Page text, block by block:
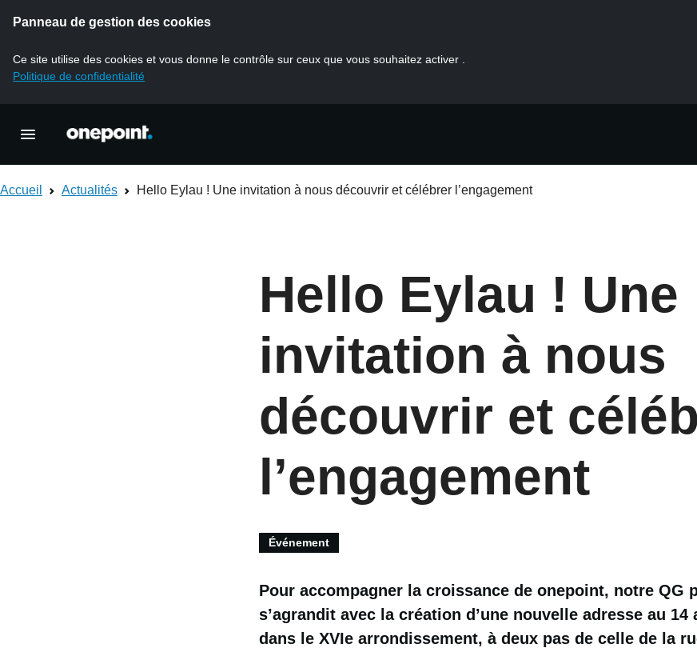
Panneau de gestion des cookies
Ce site utilise des cookies et vous donne le contrôle sur ceux que vous souhaitez activer .
Politique de confidentialité
Accueil Actualités Hello Eylau ! Une invitation à nous découvrir et célébrer l’engagement
Hello Eylau ! Une
invitation à nous
découvrir et
l’engagement
Événement
Pour accompagner la croissance de onepoint, notre QG
s’agrandit avec la création d’une nouvelle adresse au 14
dans le XVIe arrondissement, à deux pas de celle de la